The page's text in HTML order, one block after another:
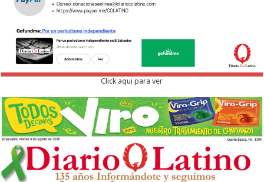
Click aqui para ver